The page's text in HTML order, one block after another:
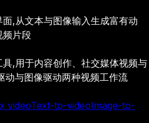
,从文本与图像输入生成富有动
频片段
,用于内容创作、社交媒体视频与
动与图像驱动两种视频工作流
videoText-to-videoImage-to-